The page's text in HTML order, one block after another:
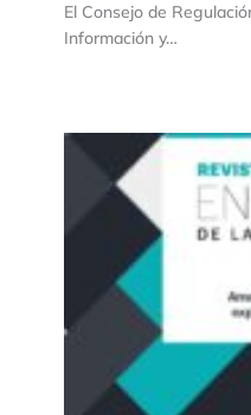
El Consejo de
Información y…